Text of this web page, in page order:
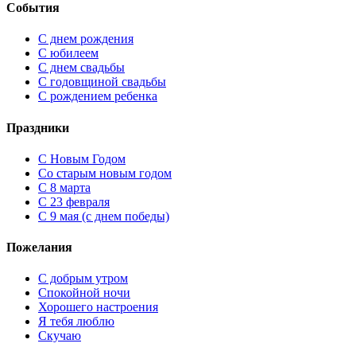
События
С днем рождения
С юбилеем
С днем свадьбы
С годовщиной свадьбы
С рождением ребенка
Праздники
C Новым Годом
Cо старым новым годом
С 8 марта
С 23 февраля
С 9 мая (с днем победы)
Пожелания
С добрым утром
Спокойной ночи
Хорошего настроения
Я тебя люблю
Скучаю